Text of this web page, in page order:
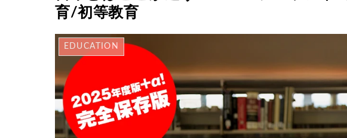
育/初等教育
EDUCATION